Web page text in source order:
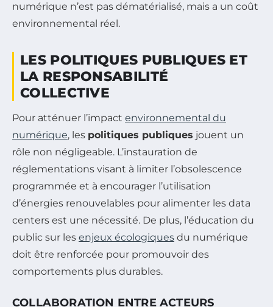
numérique n’est pas dématérialisé, mais a un coût
environnemental réel.
LES POLITIQUES PUBLIQUES ET
LA RESPONSABILITÉ
COLLECTIVE
Pour atténuer l’impact environnemental du
numérique, les politiques publiques jouent un
rôle non négligeable. L’instauration de
réglementations visant à limiter l’obsolescence
programmée et à encourager l’utilisation
d’énergies renouvelables pour alimenter les data
centers est une nécessité. De plus, l’éducation du
public sur les enjeux écologiques du numérique
doit être renforcée pour promouvoir des
comportements plus durables.
COLLABORATION ENTRE ACTEURS